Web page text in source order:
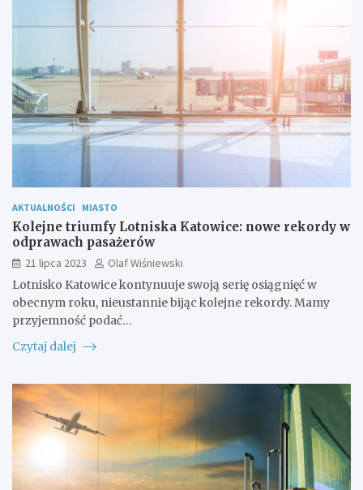
AKTUALNOŚCI MIASTO
Kolejne triumfy Lotniska Katowice: nowe rekordy w
odprawach pasażerów
21 lipca 2023
Olaf Wiśniewski
Lotnisko Katowice kontynuuje swoją serię osiągnięć w
obecnym roku, nieustannie bijąc kolejne rekordy. Mamy
przyjemność podać…
Czytaj dalej